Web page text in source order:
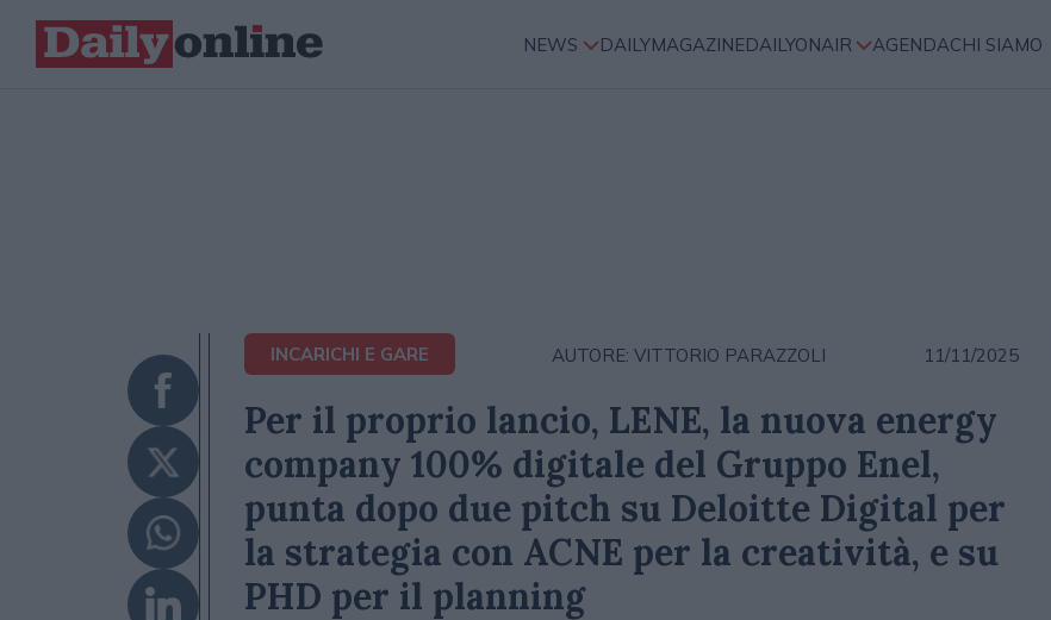
NEWS DAILYMAGAZINEDAILYONAIR AGENDACHI SIAMO
INCARICHI E GARE AUTORE: VITTORIO PARAZZOLI 11/11/2025
Per il proprio lancio, LENE, la nuova energy
company 100% digitale del Gruppo Enel,
punta dopo due pitch su Deloitte Digital per
la strategia con ACNE per la creatività, e su
PHD per il planning